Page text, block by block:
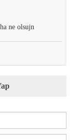
ne olsujn